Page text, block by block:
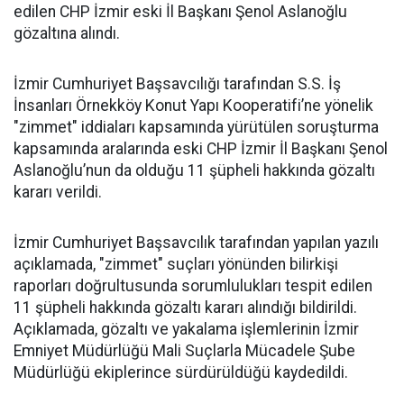
edilen CHP İzmir eski İl Başkanı Şenol Aslanoğlu
gözaltına alındı.
İzmir Cumhuriyet Başsavcılığı tarafından S.S. İş
İnsanları Örnekköy Konut Yapı Kooperatifi’ne yönelik
"zimmet" iddiaları kapsamında yürütülen soruşturma
kapsamında aralarında eski CHP İzmir İl Başkanı Şenol
Aslanoğlu’nun da olduğu 11 şüpheli hakkında gözaltı
kararı verildi.
İzmir Cumhuriyet Başsavcılık tarafından yapılan yazılı
açıklamada, "zimmet" suçları yönünden bilirkişi
raporları doğrultusunda sorumlulukları tespit edilen
11 şüpheli hakkında gözaltı kararı alındığı bildirildi.
Açıklamada, gözaltı ve yakalama işlemlerinin İzmir
Emniyet Müdürlüğü Mali Suçlarla Mücadele Şube
Müdürlüğü ekiplerince sürdürüldüğü kaydedildi.